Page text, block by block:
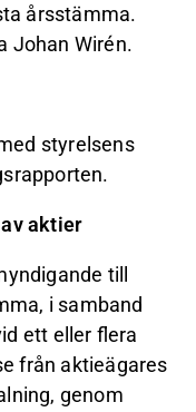
årsstämma.
Johan Wirén.
styrelsens
aktier
till
i samband
ett eller flera
från aktieägares
genom